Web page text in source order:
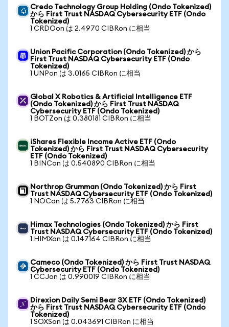
Credo Technology Group Holding (Ondo Tokenized)
から First Trust NASDAQ Cybersecurity ETF (Ondo
Tokenized)
1 CRDOon は 2.4970 CIBRon に相当
Union Pacific Corporation (Ondo Tokenized) から
First Trust NASDAQ Cybersecurity ETF (Ondo
Tokenized)
1 UNPon は 3.0165 CIBRon に相当
Global X Robotics & Artificial Intelligence ETF
(Ondo Tokenized) から First Trust NASDAQ
Cybersecurity ETF (Ondo Tokenized)
1 BOTZon は 0.380181 CIBRon に相当
iShares Flexible Income Active ETF (Ondo
Tokenized) から First Trust NASDAQ Cybersecurity
ETF (Ondo Tokenized)
1 BINCon は 0.540890 CIBRon に相当
Northrop Grumman (Ondo Tokenized) から First
Trust NASDAQ Cybersecurity ETF (Ondo Tokenized)
1 NOCon は 5.7763 CIBRon に相当
Himax Technologies (Ondo Tokenized) から First
Trust NASDAQ Cybersecurity ETF (Ondo Tokenized)
1 HIMXon は 0.147164 CIBRon に相当
Cameco (Ondo Tokenized) から First Trust NASDAQ
Cybersecurity ETF (Ondo Tokenized)
1 CCJon は 0.990019 CIBRon に相当
Direxion Daily Semi Bear 3X ETF (Ondo Tokenized)
から First Trust NASDAQ Cybersecurity ETF (Ondo
Tokenized)
1 SOXSon は 0.043691 CIBRon に相当